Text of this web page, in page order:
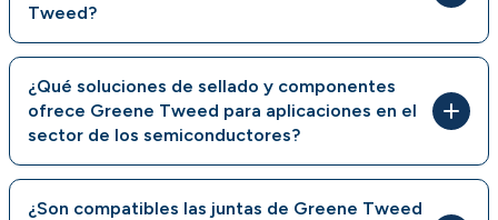
Tweed?
¿Qué soluciones de sellado y componentes
ofrece Greene Tweed para aplicaciones en el
sector de los semiconductores?
¿Son compatibles las juntas de Greene Tweed